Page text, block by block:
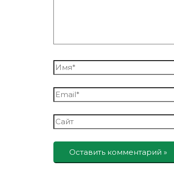
Имя*
Email*
Сайт